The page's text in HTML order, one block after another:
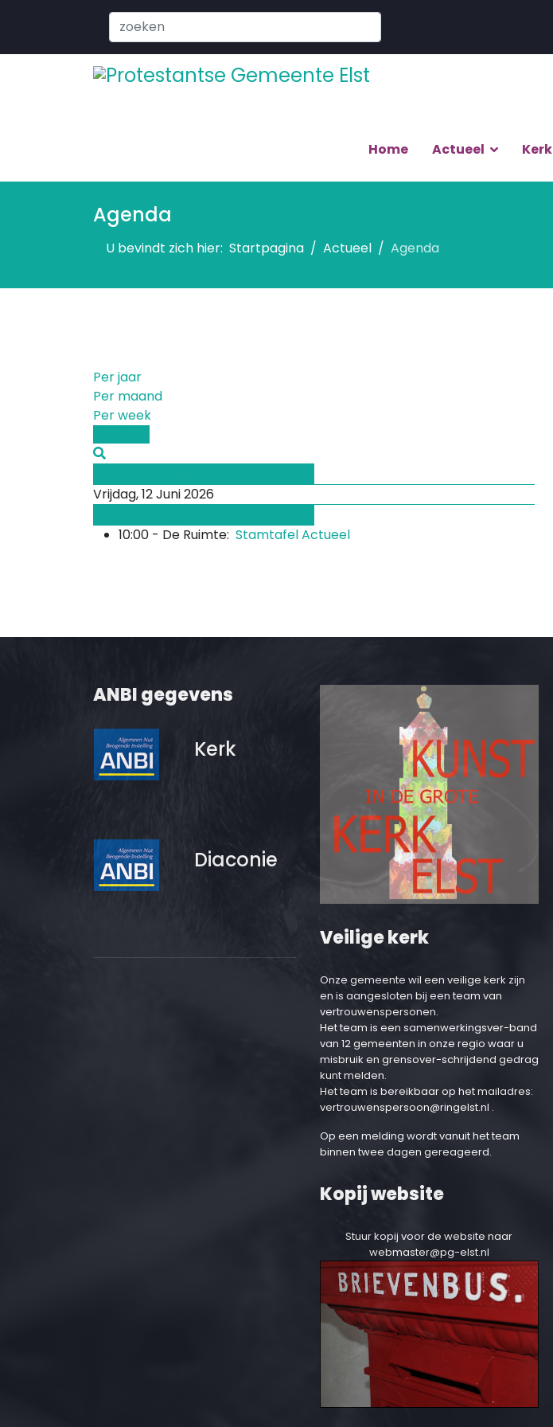
Search
...
Home Actueel Kerk
Agenda
U bevindt zich hier: Startpagina Actueel Agenda
Per jaar
Per maand
Per week
Vrijdag, 12 Juni 2026
10:00 - De Ruimte: Stamtafel Actueel
ANBI gegevens
Kerk
Diaconie
Veilige kerk
Onze gemeente wil een veilige kerk zijn
en is aangesloten bij een team van
vertrouwenspersonen.
Het team is een samenwerkingsver-band
van 12 gemeenten in onze regio waar u
misbruik en grensover-schrijdend gedrag
kunt melden.
Het team is bereikbaar op het mailadres:
vertrouwenspersoon@ringelst.nl .
Op een melding wordt vanuit het team
binnen twee dagen gereageerd.
Kopij website
Stuur kopij voor de website naar
webmaster@pg-elst.nl